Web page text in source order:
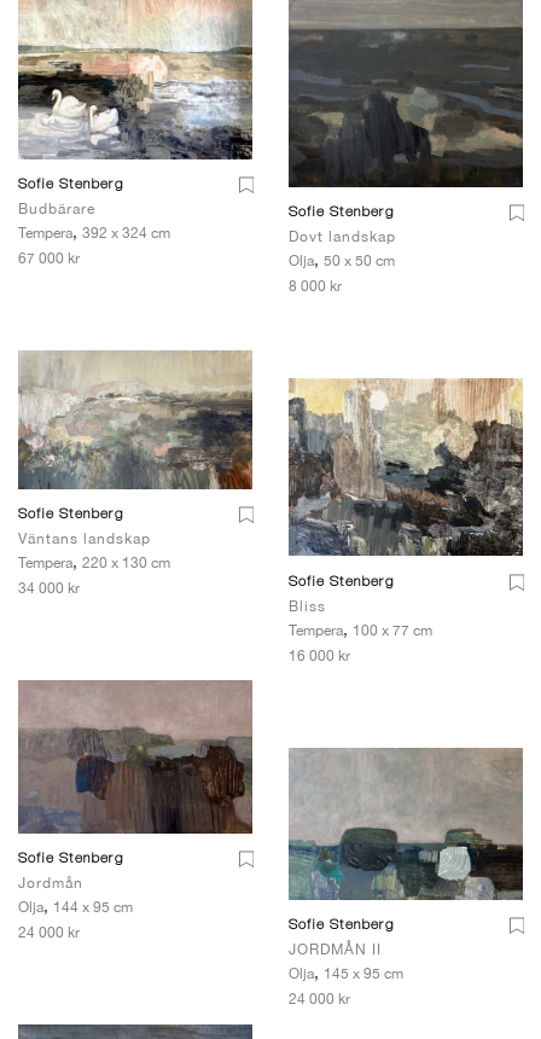
Sofie Stenberg
Dovt landskap
Olja, 50 x 50 cm
8 000 kr
Sofie Stenberg
Budbärare
Tempera, 392 x 324 cm
67 000 kr
Sofie Stenberg
Väntans landskap
Tempera, 220 x 130 cm
34 000 kr
Sofie Stenberg
Bliss
Tempera, 100 x 77 cm
16 000 kr
Sofie Stenberg
Jordmån
Olja, 144 x 95 cm
24 000 kr
Sofie Stenberg
JORDMÅN II
Olja, 145 x 95 cm
24 000 kr